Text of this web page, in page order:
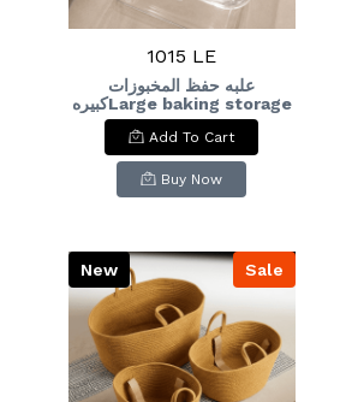
1015 LE
علبه حفظ المخبوزات
كبيرهLarge baking storage
box
Add To Cart
Buy Now
Sale
New